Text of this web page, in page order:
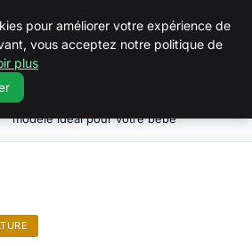
Chauffe-biberon : comment choisir le
modèle idéal pour votre bébé
pour améliorer votre expérience de
vous acceptez notre politique de
plus